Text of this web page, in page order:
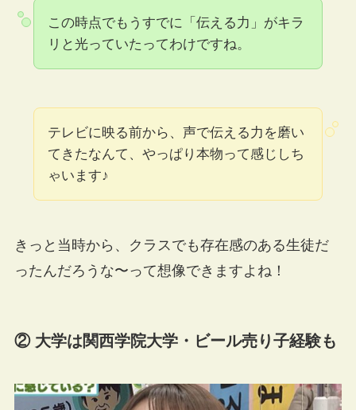
この時点でもうすでに「伝える力」がキラ
リと光っていたってわけですね。
テレビに映る前から、声で伝える力を磨い
てきたなんて、やっぱり本物って感じしち
ゃいます♪
きっと当時から、クラスでも存在感のある生徒だ
ったんだろうな〜って想像できますよね！
② 大学は関西学院大学・ビール売り子経験も